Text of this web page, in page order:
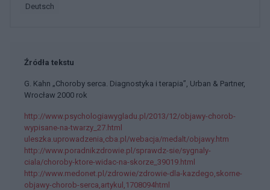
deutsch
Źródła tekstu
G. Kahn „Choroby serca. Diagnostyka i terapia”, Urban & Partner,
Wrocław 2000 rok
http://www.psychologiawygladu.pl/2013/12/objawy-chorob-
wypisane-na-twarzy_27.html
uleszka.uprowadzenia,cba.pl/webacja/medalt/objawy.htm
http://www.poradnikzdrowie.pl/sprawdz-sie/sygnaly-
ciala/choroby-ktore-widac-na-skorze_39019.html
http://www.medonet.pl/zdrowie/zdrowie-dla-kazdego,skorne-
objawy-chorob-serca,artykul,1708094html